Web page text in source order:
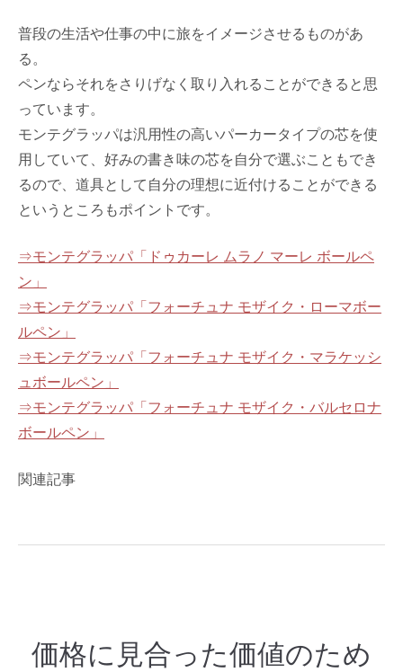
普段の生活や仕事の中に旅をイメージさせるものがあ
る。
ペンならそれをさりげなく取り入れることができると思
っています。
モンテグラッパは汎用性の高いパーカータイプの芯を使
用していて、好みの書き味の芯を自分で選ぶこともでき
るので、道具として自分の理想に近付けることができる
というところもポイントです。
⇒モンテグラッパ「ドゥカーレ ムラノ マーレ ボールペ
ン」
⇒モンテグラッパ「フォーチュナ モザイク・ローマボー
ルペン」
⇒モンテグラッパ「フォーチュナ モザイク・マラケッシ
ュボールペン」
⇒モンテグラッパ「フォーチュナ モザイク・バルセロナ
ボールペン」
関連記事
価格に見合った価値のため